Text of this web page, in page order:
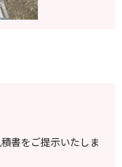
書をご提示いたしま